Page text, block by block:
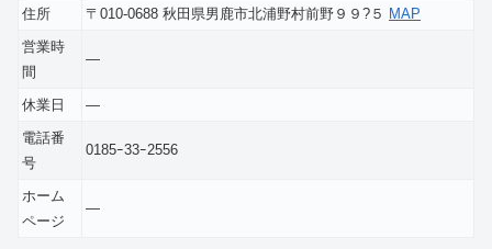
住所 〒010-0688 秋田県男鹿市北浦野村前野９９?５ MAP
営業時
間
―
休業日
―
電話番
号
0185ｰ33ｰ2556
ホーム
ページ
―